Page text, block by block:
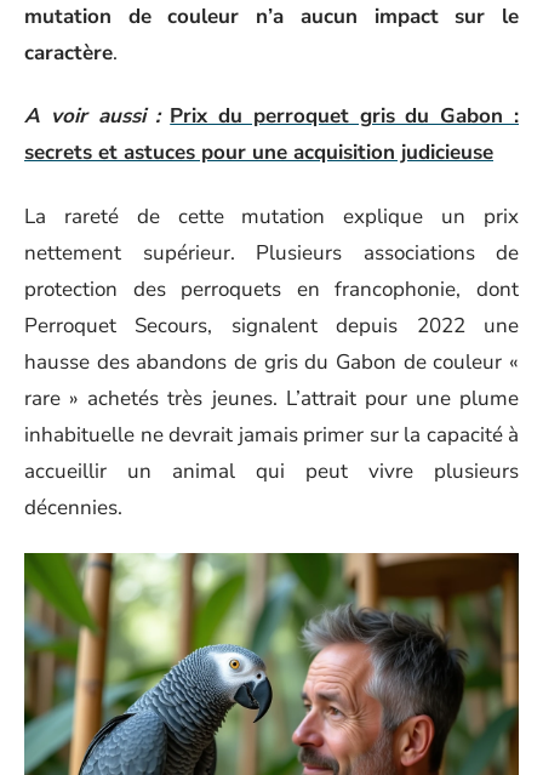
mutation de couleur n’a aucun impact sur le
caractère.
A voir aussi : Prix du perroquet gris du Gabon :
secrets et astuces pour une acquisition judicieuse
La rareté de cette mutation explique un prix
nettement supérieur. Plusieurs associations de
protection des perroquets en francophonie, dont
Perroquet Secours, signalent depuis 2022 une
hausse des abandons de gris du Gabon de couleur «
rare » achetés très jeunes. L’attrait pour une plume
inhabituelle ne devrait jamais primer sur la capacité à
accueillir un animal qui peut vivre plusieurs
décennies.